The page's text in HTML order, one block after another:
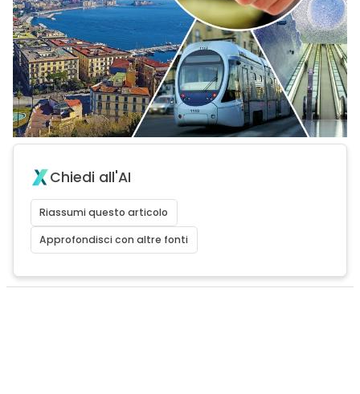
Chiedi all'AI
Riassumi questo articolo
Approfondisci con altre fonti